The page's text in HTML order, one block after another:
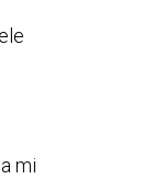
mi